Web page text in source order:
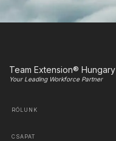
Team Extension® Hungary
Your Leading Workforce Partner
RÓLUNK
CSAPAT